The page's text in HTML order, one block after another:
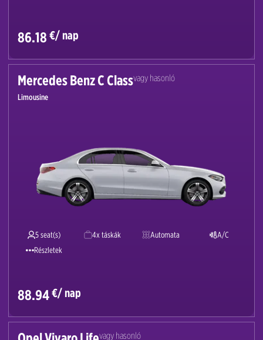
86.18 €/ nap
Mercedes Benz C Classvagy hasonló
Limousine
5 seat(s) 4x táskák Automata
A/C
Részletek
88.94€/ nap
vagy hasonló